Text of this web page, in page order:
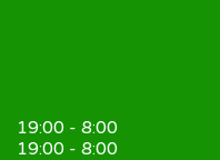
8:00 - 19:00
8:00 - 19:00